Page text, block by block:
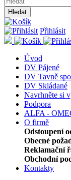
Hledat
Přihlásit
Úvod
DV Pájené
DV Tavně
DV Skládané
Navrhněte si
Podpora
ALFA -
O firmě
Odstoupení
Obecné
Reklamační
Obchodní
Kontakty